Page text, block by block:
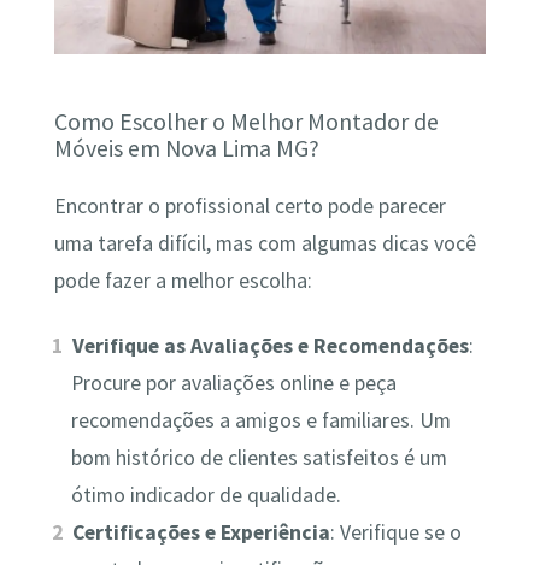
Como Escolher o Melhor Montador de
Móveis em Nova Lima MG?
Encontrar o profissional certo pode parecer
uma tarefa difícil, mas com algumas dicas você
pode fazer a melhor escolha:
Verifique as Avaliações e Recomendações:
Procure por avaliações online e peça
recomendações a amigos e familiares. Um
bom histórico de clientes satisfeitos é um
ótimo indicador de qualidade.
Certificações e Experiência: Verifique se o